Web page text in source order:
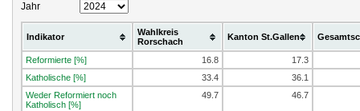
Jahr
Indikator
Wahlkreis
Rorschach
Kanton St.Gallen
Reformierte [%] 16.8
17.3
Katholische [%]
33.4
36.1
Weder Reformiert noch
Katholisch [%]
49.7 46.7